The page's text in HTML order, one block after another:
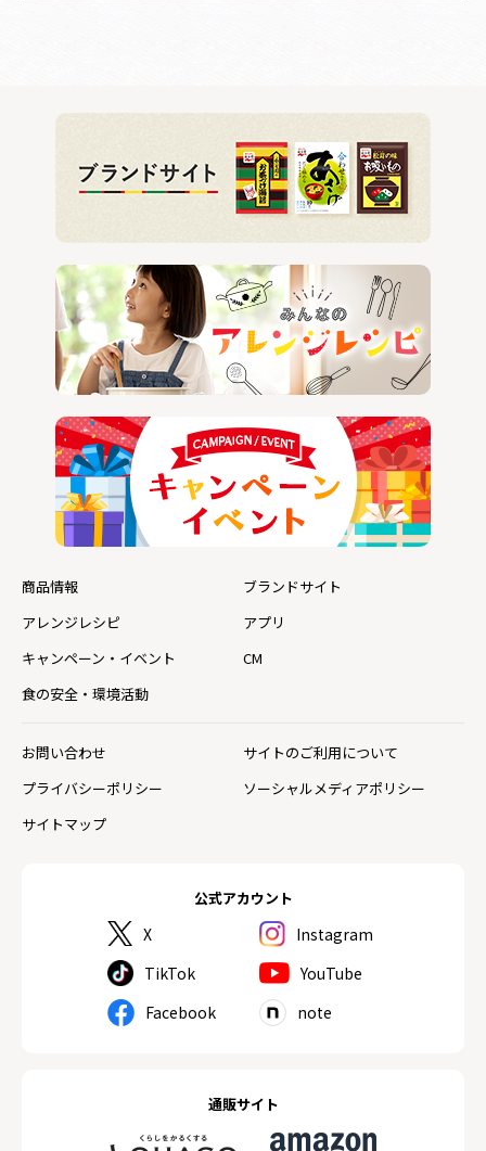
公式アカウント
X
Instagram
TikTok
YouTube
Facebook
note
通販サイト
商品情報
ブランドサイト
アレンジレシピ
アプリ
キャンペーン・イベント
CM
食の安全・環境活動
お問い合わせ
サイトのご利用について
プライバシーポリシー
ソーシャルメディアポリシー
サイトマップ